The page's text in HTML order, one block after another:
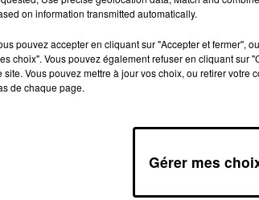
on information transmitted automatically.
pouvez accepter en cliquant sur "Accepter et fermer",
choix". Vous pouvez également refuser en cliquant sur
site. Vous pouvez mettre à jour vos choix, ou retirer
de chaque page.
Gérer mes